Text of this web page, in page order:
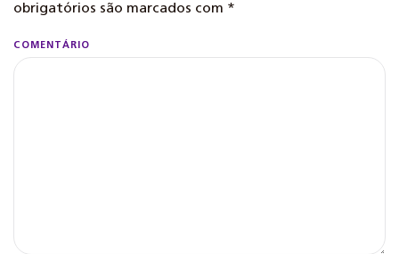
obrigatórios são marcados com *
COMENTÁRIO